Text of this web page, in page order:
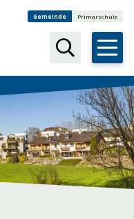
Weitere Auftritte
Gemeinde Primarschule